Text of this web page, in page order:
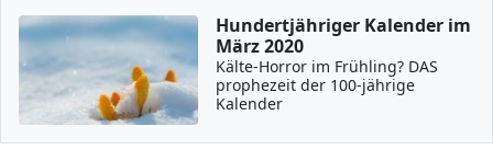
Hundertjähriger Kalender im
März 2020
Kälte-Horror im Frühling? DAS
prophezeit der 100-jährige
Kalender